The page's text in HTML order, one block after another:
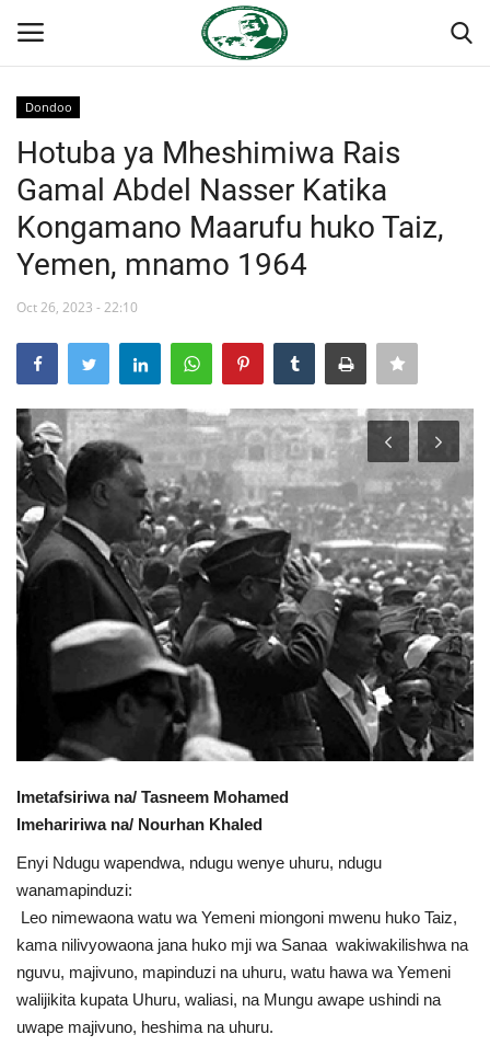
Nyumba
Onyesho la Majaribio
Jukwaa la Nasser la Kimataifa
Wasiliana
Misri
Timu yetu
Urithi wa Nasser
Habari
Harakati ya Nasser kwa Vijana
Kanuni na Masharti ya Udhamini wa
Nyaraka na Marejeleo
Waanzilishi
Raia wa ulimwengu mzima
Nyaraka
Dondoo
Hotuba ya Mheshimiwa Rais
Gamal Abdel Nasser Katika
Kongamano Maarufu huko Taiz,
Yemen, mnamo 1964
Oct 26, 2023 - 22:10
Imetafsiriwa na/ Tasneem Mohamed
Imehaririwa na/ Nourhan Khaled
Enyi Ndugu wapendwa, ndugu wenye uhuru, ndugu
wanamapinduzi:
Leo nimewaona watu wa Yemeni miongoni mwenu huko Taiz,
kama nilivyowaona jana huko mji wa Sanaa wakiwakilishwa na
nguvu, majivuno, mapinduzi na uhuru, watu hawa wa Yemeni
walijikita kupata Uhuru, waliasi, na Mungu awape ushindi na
uwape majivuno, heshima na uhuru.